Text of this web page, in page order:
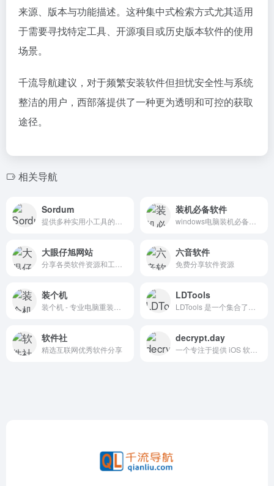
来源、版本与功能描述。这种集中式检索方式尤其适用
于需要寻找特定工具、开源项目或历史版本软件的使用
场景。
千流导航建议，对于频繁安装软件但担忧安全性与系统
整洁的用户，西部落提供了一种更为透明和可控的获取
途径。
相关导航
Sordum 装机必备软件
大眼仔旭网站 六音软件
免费分享软件资源
装个机 LDTools
软件社
精选互联网优秀软件分享
decrypt.day